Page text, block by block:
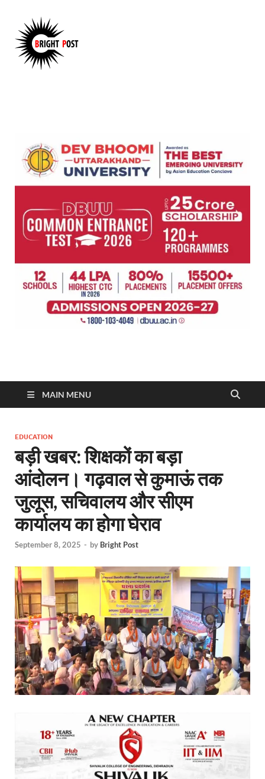
MAIN MENU
EDUCATION
बड़ी खबर: शिक्षकों का बड़ा
आंदोलन। गढ़वाल से कुमाऊं तक
जुलूस, सचिवालय और सीएम
कार्यालय का होगा घेराव
September 8, 2025 - by Bright Post